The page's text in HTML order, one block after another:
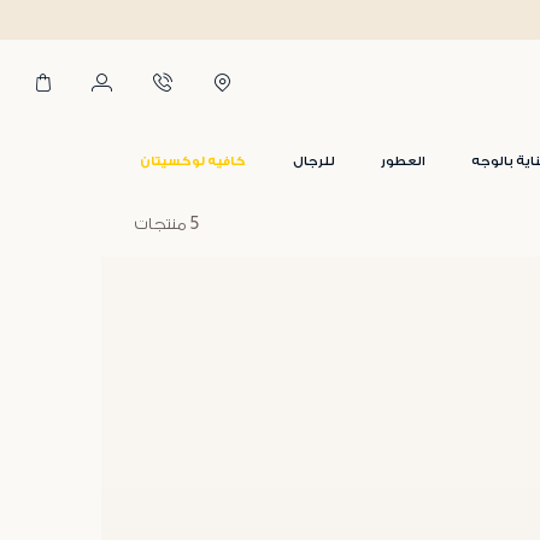
بالوجه العطور للرجال كافيه لوكسيتان
5 منتجات